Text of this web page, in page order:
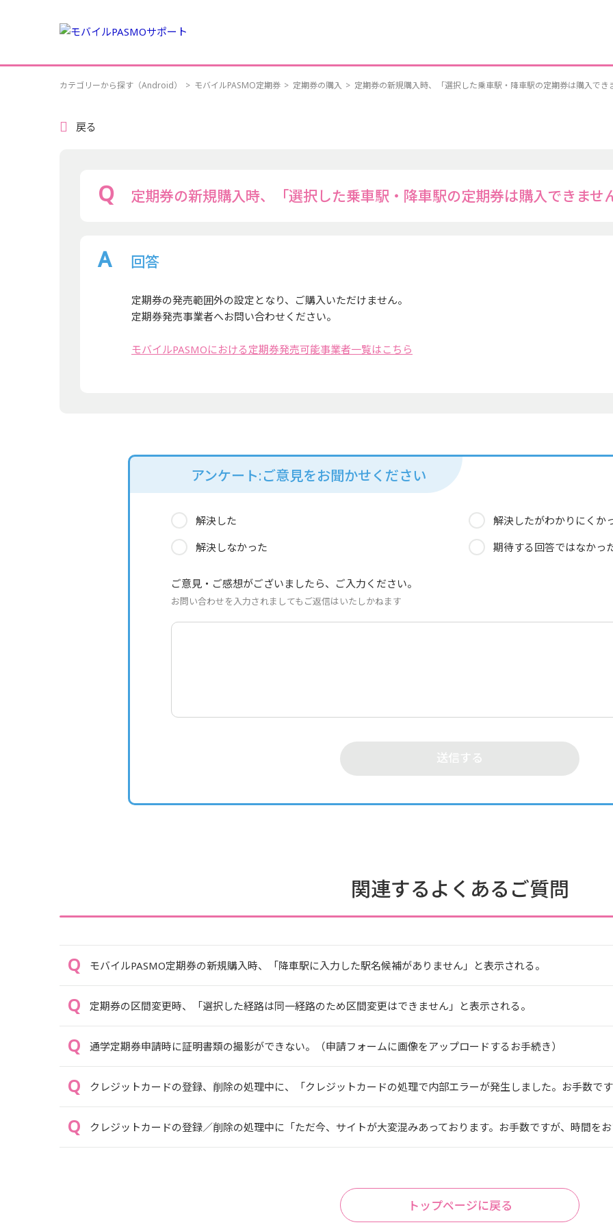
カテゴリーから探す（Android） > モバイルPASMO定期券 > 定期券の購入 > 定期券の新規購入時、「選択した乗車駅・降車駅の定期券は購入でき
戻る
定期券の新規購入時、「選択した乗車駅・降車駅の定期券は購入できませ
回答
定期券の発売範囲外の設定となり、ご購入いただけません。
定期券発売事業者へお問い合わせください。
モバイルPASMOにおける定期券発売可能事業者一覧はこちら
アンケート:ご意見をお聞かせください
解決した
解決したがわかりにくか
解決しなかった
期待する回答ではなかっ
ご意見・ご感想がございましたら、ご入力ください。
お問い合わせを入力されましてもご返信はいたしかねます
関連するよくあるご質問
モバイルPASMO定期券の新規購入時、「降車駅に入力した駅名候補がありません」と表示される。
定期券の区間変更時、「選択した経路は同一経路のため区間変更はできません」と表示される。
通学定期券申請時に証明書類の撮影ができない。（申請フォームに画像をアップロードするお手続き）
クレジットカードの登録、削除の処理中に、「クレジットカードの処理で内部エラーが発生しました。お手数で
クレジットカードの登録／削除の処理中に「ただ今、サイトが大変混みあっております。お手数ですが、時間を
トップページに戻る